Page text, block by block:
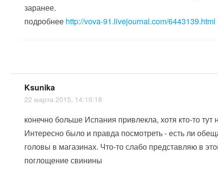
заранее.
подробнее http://vova-91.livejournal.com/6443139.html
Ksunika
22 марта 2015, 14:10:18
конечно больше Испания привлекла, хотя кто-то тут
Интересно было и правда посмотреть - есть ли
головы в магазинах. Что-то слабо представляю в
поглощение свинины